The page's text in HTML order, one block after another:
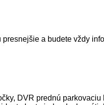
a budete vždy
DVR prednú